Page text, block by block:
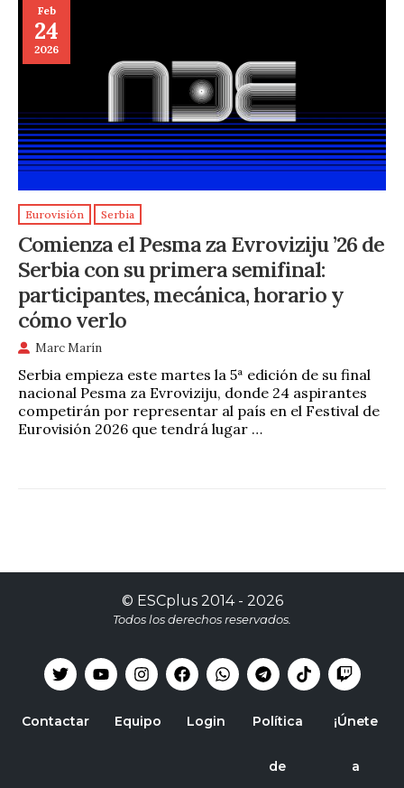
Feb
24
2026
Eurovisión Serbia
Comienza el Pesma za Evroviziju ’26 de
Serbia con su primera semifinal:
participantes, mecánica, horario y
cómo verlo
Marc Marín
Serbia empieza este martes la 5ª edición de su final
nacional Pesma za Evroviziju, donde 24 aspirantes
competirán por representar al país en el Festival de
Eurovisión 2026 que tendrá lugar …
© ESCplus2014 - 2026
Todos los derechos reservados.
Contactar Equipo Login Política
de
¡Únete
a